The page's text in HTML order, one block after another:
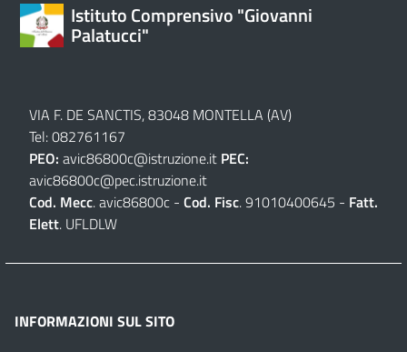
Istituto Comprensivo "Giovanni
Palatucci"
VIA F. DE SANCTIS, 83048 MONTELLA (AV)
Tel: 082761167
PEO: avic86800c@istruzione.it PEC:
avic86800c@pec.istruzione.it
Cod. Mecc. avic86800c - Cod. Fisc. 91010400645 - Fatt.
Elett. UFLDLW
INFORMAZIONI SUL SITO